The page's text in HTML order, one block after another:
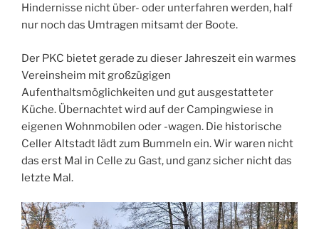
Hindernisse nicht über- oder unterfahren werden, half
nur noch das Umtragen mitsamt der Boote.
Der PKC bietet gerade zu dieser Jahreszeit ein warmes
Vereinsheim mit großzügigen
Aufenthaltsmöglichkeiten und gut ausgestatteter
Küche. Übernachtet wird auf der Campingwiese in
eigenen Wohnmobilen oder -wagen. Die historische
Celler Altstadt lädt zum Bummeln ein. Wir waren nicht
das erst Mal in Celle zu Gast, und ganz sicher nicht das
letzte Mal.